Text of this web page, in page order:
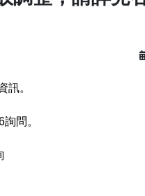
訊。
問。